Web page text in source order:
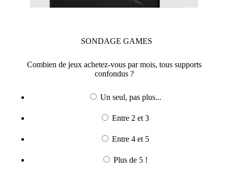
SONDAGE GAMES
Combien de jeux achetez-vous par mois, tous supports
confondus ?
Un seul, pas plus...
Entre 2 et 3
Entre 4 et 5
Plus de 5 !